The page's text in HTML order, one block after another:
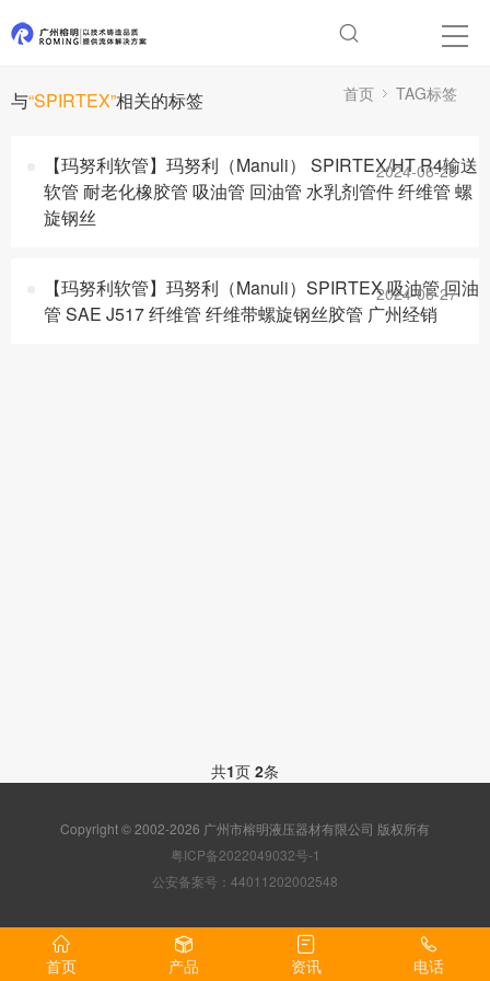
与“SPIRTEX”相关的标签 首页 TAG标签
【玛努利软管】玛努利（Manuli） SPIRTEX/HT R4输送
软管 耐老化橡胶管 吸油管 回油管 水乳剂管件 纤维管 螺
旋钢丝
2024-06-28
【玛努利软管】玛努利（Manuli）SPIRTEX 吸油管 回油
管 SAE J517 纤维管 纤维带螺旋钢丝胶管 广州经销
2024-06-27
共1页 2条
Copyright © 2002-2026 广州市榕明液压器材有限公司 版权所有
粤ICP备2022049032号-1
公安备案号：44011202002548
首页 产品 资讯 电话